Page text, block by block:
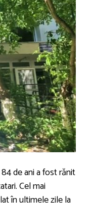
de ani a fost rănit
Cel mai
în ultimele zile la